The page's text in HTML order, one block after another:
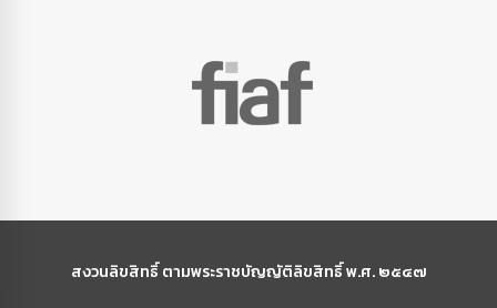
สงวนลิขสิทธิ์ ตามพระราชบัญญัติลิขสิทธิ์ พ.ศ. ๒๕๔๗